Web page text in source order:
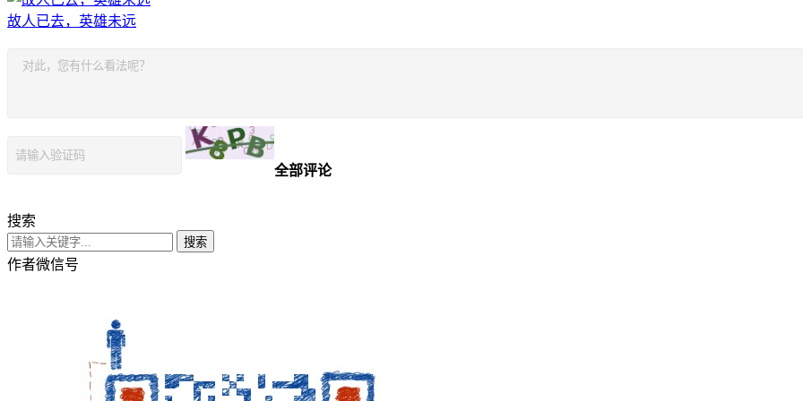
故人已去，英雄未远
全部评论
搜索
搜索
作者微信号